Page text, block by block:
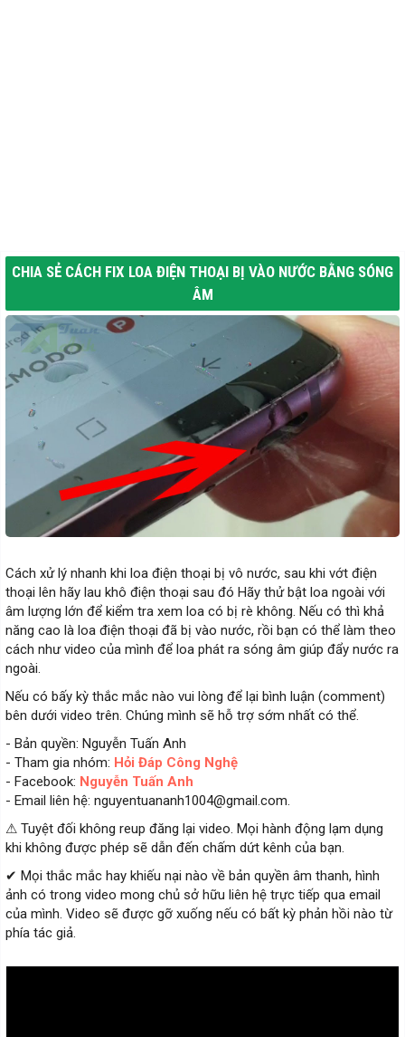
CHIA SẺ CÁCH FIX LOA ĐIỆN THOẠI BỊ VÀO NƯỚC BẰNG SÓNG
ÂM
Cách xử lý nhanh khi loa điện thoại bị vô nước, sau khi vớt điện
thoại lên hãy lau khô điện thoại sau đó Hãy thử bật loa ngoài với
âm lượng lớn để kiểm tra xem loa có bị rè không. Nếu có thì khả
năng cao là loa điện thoại đã bị vào nước, rồi bạn có thể làm theo
cách như video của mình để loa phát ra sóng âm giúp đẩy nước ra
ngoài.
Nếu có bấy kỳ thắc mắc nào vui lòng để lại bình luận (comment)
bên dưới video trên. Chúng mình sẽ hỗ trợ sớm nhất có thể.
- Bản quyền: Nguyễn Tuấn Anh
- Tham gia nhóm: Hỏi Đáp Công Nghệ
- Facebook: Nguyễn Tuấn Anh
- Email liên hệ: nguyentuananh1004@gmail.com.
⚠ Tuyệt đối không reup đăng lại video. Mọi hành động lạm dụng
khi không được phép sẽ dẫn đến chấm dứt kênh của bạn.
✔ Mọi thắc mắc hay khiếu nại nào về bản quyền âm thanh, hình
ảnh có trong video mong chủ sở hữu liên hệ trực tiếp qua email
của mình. Video sẽ được gỡ xuống nếu có bất kỳ phản hồi nào từ
phía tác giả.